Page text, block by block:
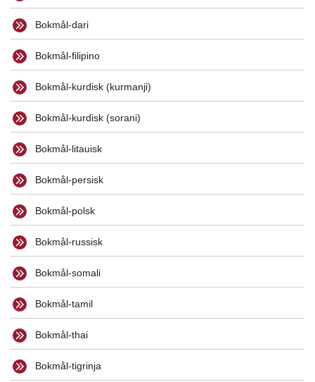
Bokmål-dari
Bokmål-filipino
Bokmål-kurdisk (kurmanji)
Bokmål-kurdisk (sorani)
Bokmål-litauisk
Bokmål-persisk
Bokmål-polsk
Bokmål-russisk
Bokmål-somali
Bokmål-tamil
Bokmål-thai
Bokmål-tigrinja